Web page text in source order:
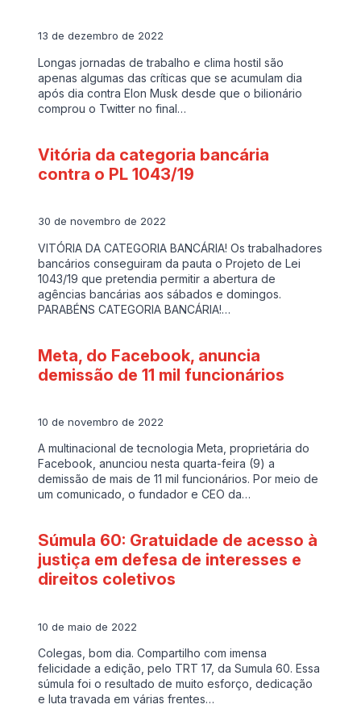
13 de dezembro de 2022
Longas jornadas de trabalho e clima hostil são
apenas algumas das críticas que se acumulam dia
após dia contra Elon Musk desde que o bilionário
comprou o Twitter no final…
Vitória da categoria bancária
contra o PL 1043/19
30 de novembro de 2022
VITÓRIA DA CATEGORIA BANCÁRIA! Os trabalhadores
bancários conseguiram da pauta o Projeto de Lei
1043/19 que pretendia permitir a abertura de
agências bancárias aos sábados e domingos.
PARABÉNS CATEGORIA BANCÁRIA!…
Meta, do Facebook, anuncia
demissão de 11 mil funcionários
10 de novembro de 2022
A multinacional de tecnologia Meta, proprietária do
Facebook, anunciou nesta quarta-feira (9) a
demissão de mais de 11 mil funcionários. Por meio de
um comunicado, o fundador e CEO da…
Súmula 60: Gratuidade de acesso à
justiça em defesa de interesses e
direitos coletivos
10 de maio de 2022
Colegas, bom dia. Compartilho com imensa
felicidade a edição, pelo TRT 17, da Sumula 60. Essa
súmula foi o resultado de muito esforço, dedicação
e luta travada em várias frentes…